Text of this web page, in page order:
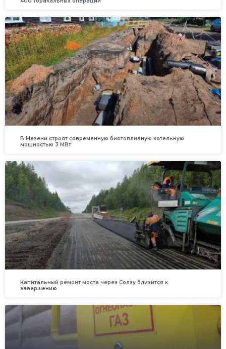
В Мезени строят современную биотопливную котельную
мощностью 3 МВт
Капитальный ремонт моста через Солзу близится к
завершению